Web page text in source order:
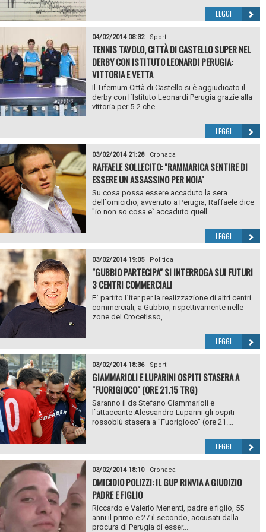
LEGGI
04/02/2014 08:32| Sport
TENNIS TAVOLO, CITTÀ DI CASTELLO SUPER NEL
DERBY CON ISTITUTO LEONARDI PERUGIA:
VITTORIA E VETTA
Il Tifernum Città di Castello si è aggiudicato il
derby con l`Istituto Leonardi Perugia grazie alla
vittoria per 5-2 che...
LEGGI
03/02/2014 21:28| Cronaca
RAFFAELE SOLLECITO: "RAMMARICA SENTIRE DI
ESSERE UN ASSASSINO PER NOIA"
Su cosa possa essere accaduto la sera
dell`omicidio, avvenuto a Perugia, Raffaele dice
"io non so cosa e` accaduto quell...
LEGGI
03/02/2014 19:05| Politica
"GUBBIO PARTECIPA" SI INTERROGA SUI FUTURI
3 CENTRI COMMERCIALI
E` partito l`iter per la realizzazione di altri centri
commerciali, a Gubbio, rispettivamente nelle
zone del Crocefisso,...
LEGGI
03/02/2014 18:36| Sport
GIAMMARIOLI E LUPARINI OSPITI STASERA A
"FUORIGIOCO" (ORE 21.15 TRG)
Saranno il ds Stefano Giammarioli e
l`attaccante Alessandro Luparini gli ospiti
rossoblù stasera a "Fuorigioco" (ore 21....
LEGGI
03/02/2014 18:10| Cronaca
OMICIDIO POLIZZI: IL GUP RINVIA A GIUDIZIO
PADRE E FIGLIO
Riccardo e Valerio Menenti, padre e figlio, 55
anni il primo e 27 il secondo, accusati dalla
procura di Perugia di esser...